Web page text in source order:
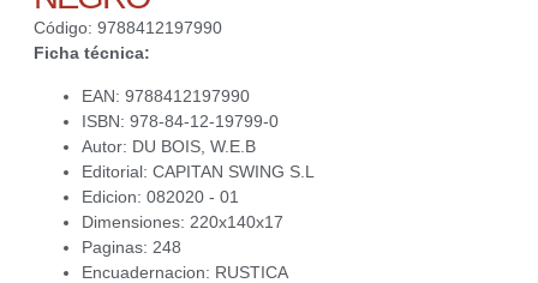
Código: 9788412197990
Ficha técnica:
EAN: 9788412197990
ISBN: 978-84-12-19799-0
Autor: DU BOIS, W.E.B
Editorial: CAPITAN SWING S.L
Edicion: 082020 - 01
Dimensiones: 220x140x17
Paginas: 248
Encuadernacion: RUSTICA